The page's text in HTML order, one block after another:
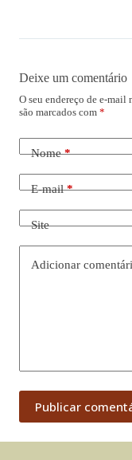
Deixe um comentário
O seu endereço de e-mail
são marcados com *
Nome*
E-mail*
Site
Adicionar
Publicar